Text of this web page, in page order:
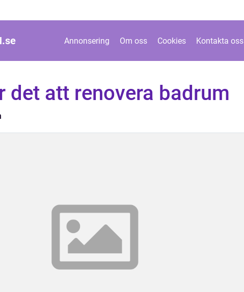
se Annonsering Om oss Cookies Kontakta oss
det att renovera badrum